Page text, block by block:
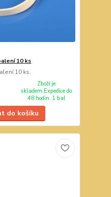
10 ks
10 ks.
Zboží je
skladem.Expedice do
48 hodin. 1 bal
do košíku